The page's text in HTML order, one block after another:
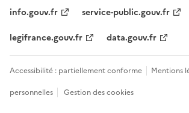
info.gouv.fr
service-public.gouv.fr
legifrance.gouv.fr
data.gouv.fr
Accessibilité : partiellement conforme Mentions
personnelles
Gestion des cookies